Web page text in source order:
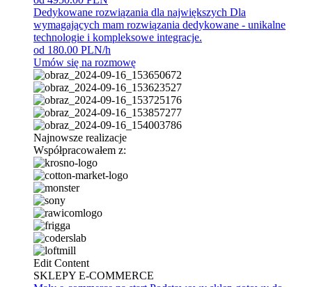
Dedykowane rozwiązania dla największych Dla
wymagających mam rozwiązania dedykowane - unikalne
technologie i kompleksowe integracje.
od 180.00 PLN/h
Umów się na rozmowę
Najnowsze realizacje
Współpracowałem z:
Edit Content
SKLEPY E-COMMERCE